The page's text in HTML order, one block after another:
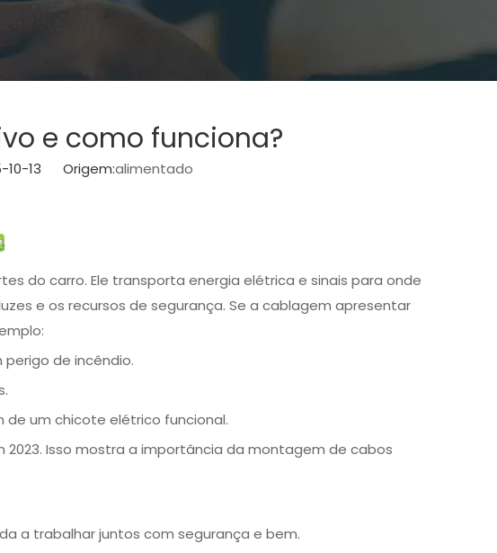
e como funciona?
10-13 Origem:alimentado
do carro. Ele transporta energia elétrica e sinais para onde
e os recursos de segurança. Se a cablagem apresentar
de incêndio.
um chicote elétrico funcional.
Isso mostra a importância da montagem de cabos
a trabalhar juntos com segurança e bem.